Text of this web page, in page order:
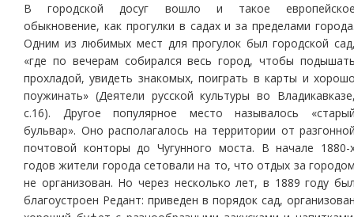
В городской досуг вошло и такое
обыкновение, как прогулки в садах и за пределами
Одним из любимых мест для прогулок был городской
«где по вечерам собирался весь город, чтобы
прохладой, увидеть знакомых, поиграть в карты и
поужинать» (Деятели русской культуры во
с.16). Другое популярное место называлось
бульвар». Оно располагалось на территории от
почтовой конторы до Чугунного моста. В начале 1880-
годов жители города сетовали на то, что отдых за
не организован. Но через несколько лет, в 1889 году
благоустроен Редант: приведен в порядок сад,